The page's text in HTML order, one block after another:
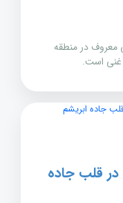
معروف در منطقه
غنی است.
در قلب جاده